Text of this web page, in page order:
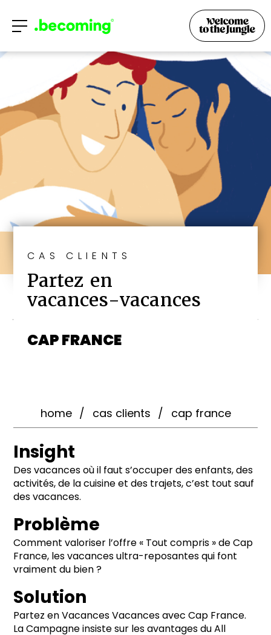
CAS CLIENTS
Partez en
vacances-vacances
CAP FRANCE
home cas clients cap france
Insight
Des vacances où il faut s’occuper des enfants, des
activités, de la cuisine et des trajets, c’est tout sauf
des vacances.
Problème
Comment valoriser l’offre « Tout compris » de Cap
France, les vacances ultra-reposantes qui font
vraiment du bien ?
Solution
Partez en Vacances Vacances avec Cap France.
La Campagne insiste sur les avantages du All